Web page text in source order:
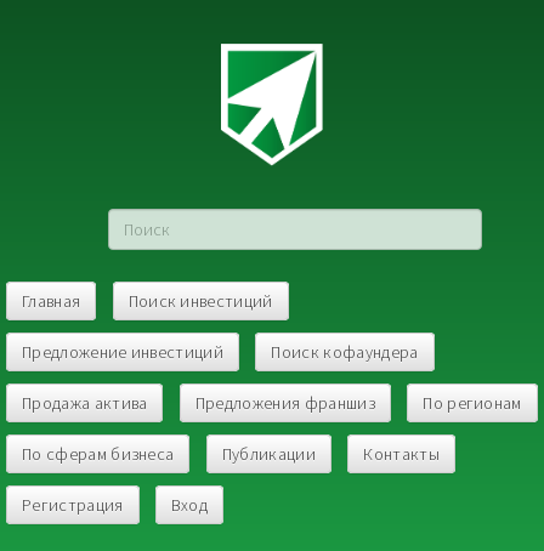
Главная Поиск инвестиций
Предложение инвестиций Поиск кофаундера
Продажа актива Предложения франшиз По регионам
По сферам бизнеса Публикации Контакты
Регистрация Вход